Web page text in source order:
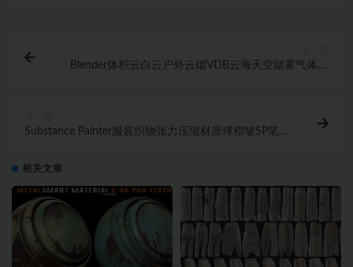
Blender体积云白云户外云烟VDB云海天空烟雾气体资
Substance Painter服装织物张力压缩材质球褶皱SP笔刷
相关文章